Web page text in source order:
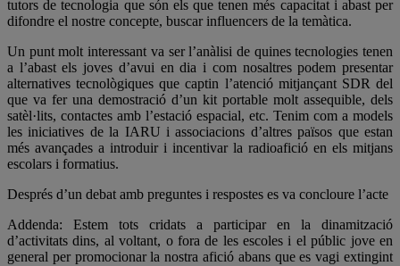
tutors de tecnologia que són els que tenen més capacitat i abast per
difondre el nostre concepte, buscar influencers de la temàtica.
Un punt molt interessant va ser l’anàlisi de quines tecnologies tenen
a l’abast els joves d’avui en dia i com nosaltres podem presentar
alternatives tecnològiques que captin l’atenció mitjançant SDR del
que va fer una demostració d’un kit portable molt assequible, dels
satèl·lits, contactes amb l’estació espacial, etc. Tenim com a models
les iniciatives de la IARU i associacions d’altres països que estan
més avançades a introduir i incentivar la radioafició en els mitjans
escolars i formatius.
Després d’un debat amb preguntes i respostes es va concloure l’acte
Addenda: Estem tots cridats a participar en la dinamització
d’activitats dins, al voltant, o fora de les escoles i el públic jove en
general per promocionar la nostra afició abans que es vagi extingint